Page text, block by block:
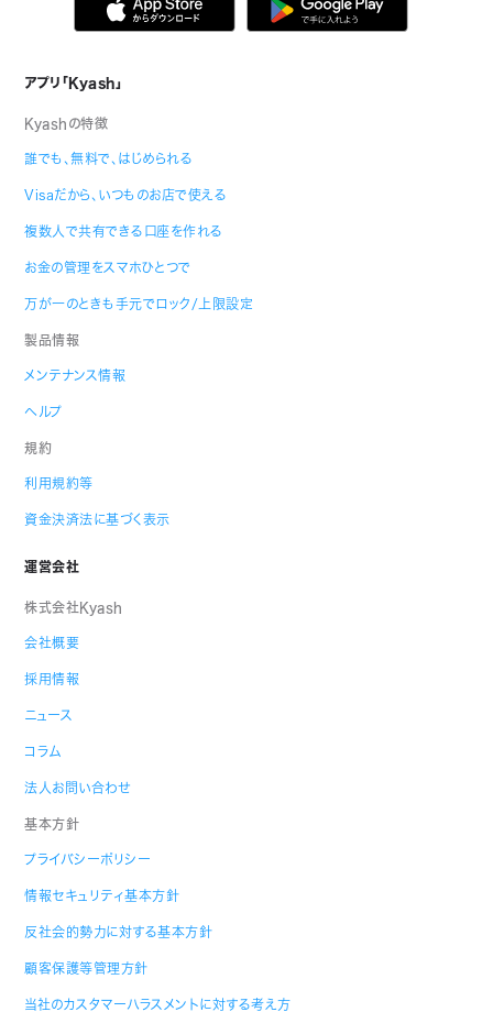
アプリ「Kyash」
Kyashの特徴
誰でも、無料で、はじめられる
Visaだから、いつものお店で使える
複数人で共有できる口座を作れる
お金の管理をスマホひとつで
万が一のときも手元でロック/上限設定
製品情報
メンテナンス情報
ヘルプ
規約
利用規約等
資金決済法に基づく表示
運営会社
株式会社Kyash
会社概要
採用情報
ニュース
コラム
法人お問い合わせ
基本方針
プライバシーポリシー
情報セキュリティ基本方針
反社会的勢力に対する基本方針
顧客保護等管理方針
当社のカスタマーハラスメントに対する考え方